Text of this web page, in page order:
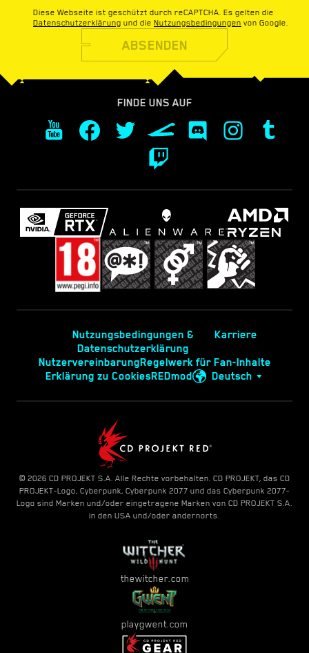
Diese Webseite ist geschützt durch reCAPTCHA. Es gelten die
Datenschutzerklärung und die Nutzungsbedingungen von Google.
ABSENDEN
FINDE UNS AUF
Nutzungsbedingungen &
Datenschutzerklärung
Karriere
NutzervereinbarungRegelwerk für Fan-Inhalte
Erklärung zu CookiesREDmod Deutsch
© 2026 CD PROJEKT S.A. Alle Rechte vorbehalten. CD PROJEKT, das CD
PROJEKT-Logo, Cyberpunk, Cyberpunk 2077 und das Cyberpunk 2077-
Logo sind Marken und/oder eingetragene Marken von CD PROJEKT S.A.
in den USA und/oder andernorts.
thewitcher.com
playgwent.com